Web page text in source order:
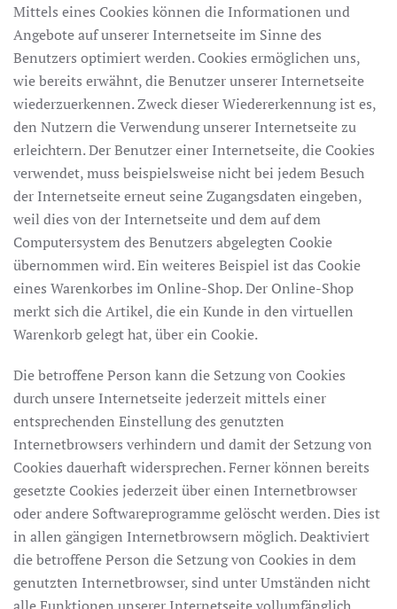
Mittels eines Cookies können die Informationen und
Angebote auf unserer Internetseite im Sinne des
Benutzers optimiert werden. Cookies ermöglichen uns,
wie bereits erwähnt, die Benutzer unserer Internetseite
wiederzuerkennen. Zweck dieser Wiedererkennung ist es,
den Nutzern die Verwendung unserer Internetseite zu
erleichtern. Der Benutzer einer Internetseite, die Cookies
verwendet, muss beispielsweise nicht bei jedem Besuch
der Internetseite erneut seine Zugangsdaten eingeben,
weil dies von der Internetseite und dem auf dem
Computersystem des Benutzers abgelegten Cookie
übernommen wird. Ein weiteres Beispiel ist das Cookie
eines Warenkorbes im Online-Shop. Der Online-Shop
merkt sich die Artikel, die ein Kunde in den virtuellen
Warenkorb gelegt hat, über ein Cookie.
Die betroffene Person kann die Setzung von Cookies
durch unsere Internetseite jederzeit mittels einer
entsprechenden Einstellung des genutzten
Internetbrowsers verhindern und damit der Setzung von
Cookies dauerhaft widersprechen. Ferner können bereits
gesetzte Cookies jederzeit über einen Internetbrowser
oder andere Softwareprogramme gelöscht werden. Dies ist
in allen gängigen Internetbrowsern möglich. Deaktiviert
die betroffene Person die Setzung von Cookies in dem
genutzten Internetbrowser, sind unter Umständen nicht